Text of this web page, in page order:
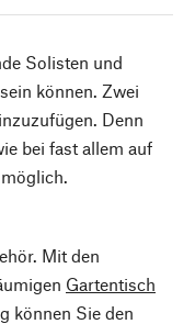
Solisten und
können. Zwei
Denn
bei fast allem auf
Mit den
Gartentisch
können Sie den